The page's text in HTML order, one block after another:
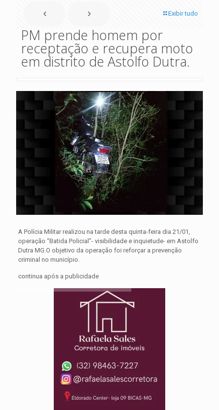
Exibir tudo
PM prende homem por
receptação e recupera moto
em distrito de Astolfo Dutra.
A Polícia Militar realizou na tarde desta quinta-feira dia 21/01,
operação “Batida Policial”- visibilidade e inquietude- em Astolfo
Dutra MG.O objetivo da operação foi reforçar a prevenção
criminal no município.
continua após a publicidade